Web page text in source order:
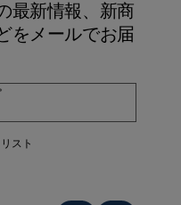
最新情報、新商
をメールでお届
スト